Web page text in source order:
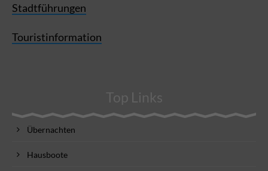
Stadtführungen
Touristinformation
Top Links
Übernachten
Hausboote